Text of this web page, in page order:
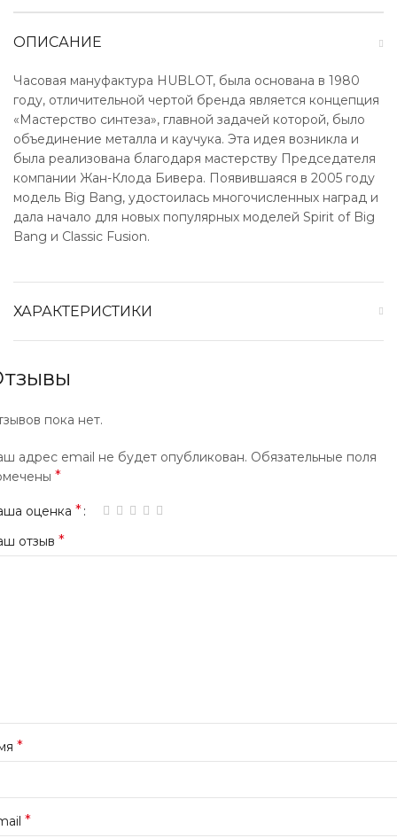
ОПИСАНИЕ
Часовая мануфактура HUBLOT, была основана в 1980
году, отличительной чертой бренда является концепция
«Мастерство синтеза», главной задачей которой, было
объединение металла и каучука. Эта идея возникла и
была реализована благодаря мастерству Председателя
компании Жан-Клода Бивера. Появившаяся в 2005 году
модель Big Bang, удостоилась многочисленных наград и
дала начало для новых популярных моделей Spirit of Big
Bang и Classic Fusion.
ХАРАКТЕРИСТИКИ
пока нет.
адрес email не будет опубликован. Обязательные поля
*
оценка *
отзыв *
*
*